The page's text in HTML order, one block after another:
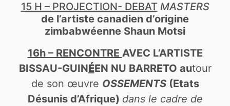
15 H – PROJECTION- DEBAT MASTERS
de l’artiste canadien d’origine
zimbabwéenne Shaun Motsi
16h – RENCONTRE AVEC L’ARTISTE
BISSAU-GUINÉEN NU BARRETO autour
de son œuvre OSSEMENTS(Etats
Désunis d’Afrique) dans le cadre de